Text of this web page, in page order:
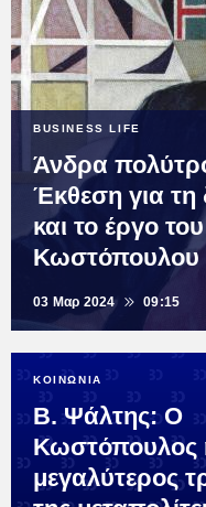
BUSINESS LIFE
Άνδρα
Έκθεση για τη
και το έργο
Κωστόπουλου
03 Μαρ 2024 09:15
ΚΟΙΝΩΝΙΑ
B. Ψάλτης: Ο
Κωστόπουλος
μεγαλύτερος